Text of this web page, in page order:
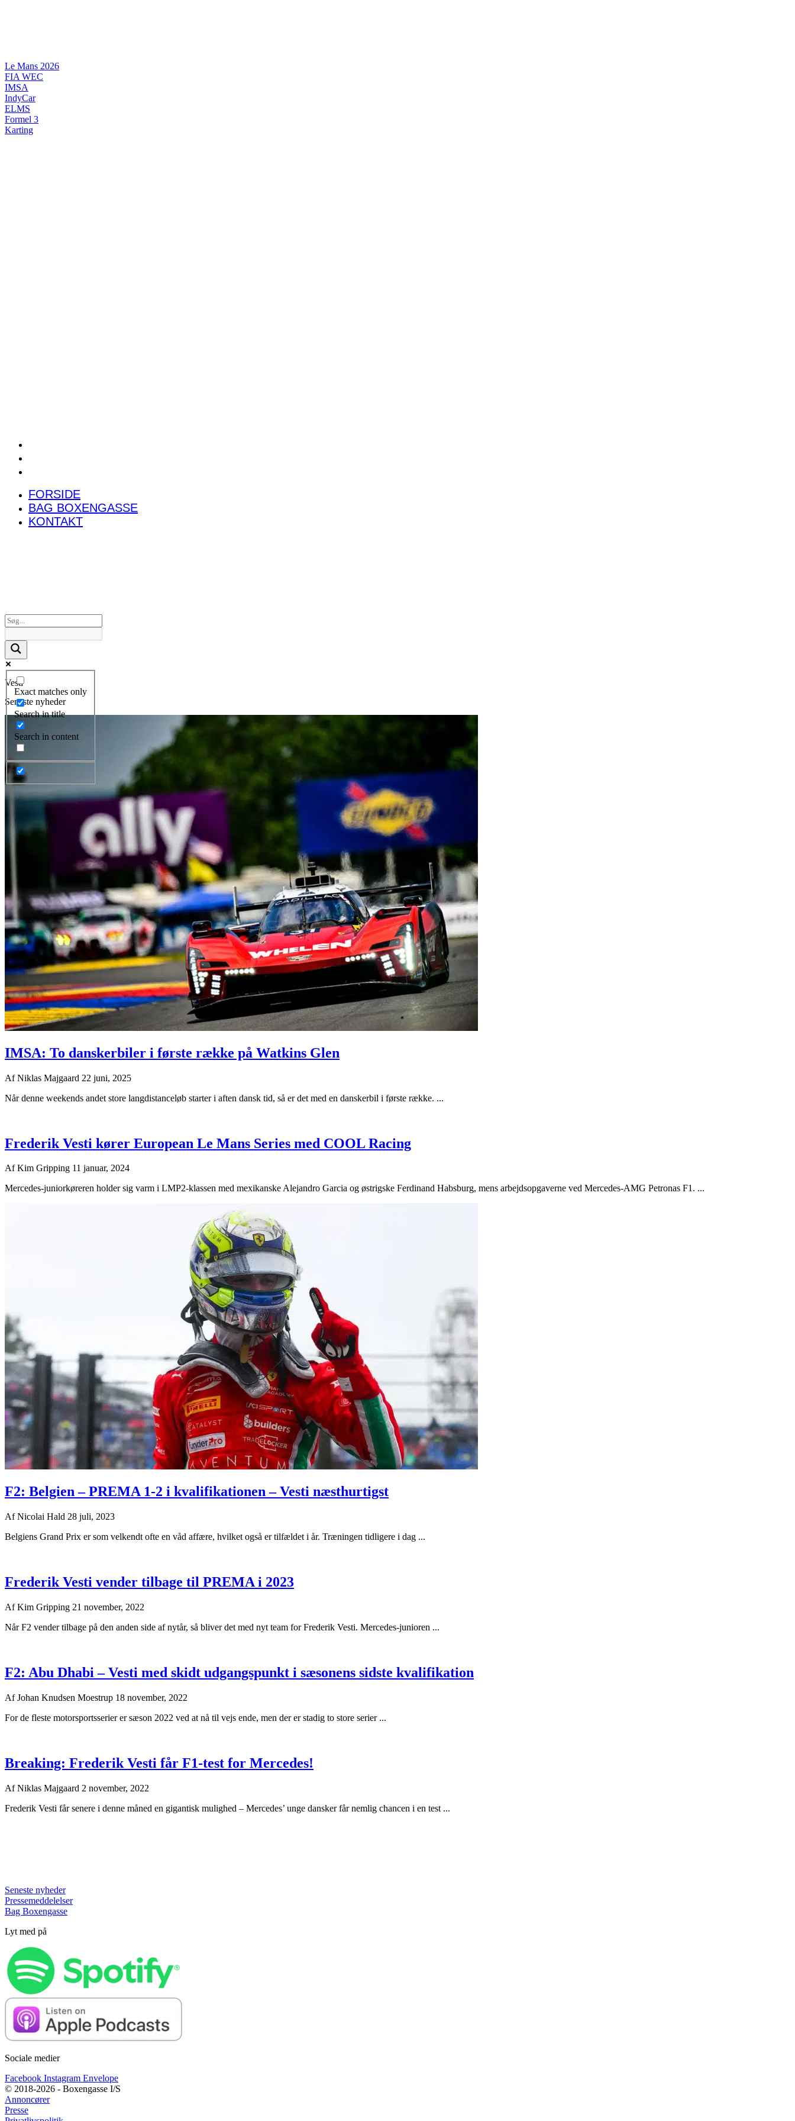
Le Mans 2026
FIA WEC
IMSA
IndyCar
ELMS
Formel 3
Karting
FORSIDE
BAG BOXENGASSE
KONTAKT
Exact matches only
Search in title
Search in content
Vesti
Seneste nyheder
IMSA: To danskerbiler i første række på Watkins Glen
AfNiklas Majgaard 22 juni, 2025
Når denne weekends andet store langdistanceløb starter i aften dansk tid, så er det med en danskerbil i første række. ...
Frederik Vesti kører European Le Mans Series med COOL Racing
AfKim Gripping 11 januar, 2024
Mercedes-juniorkøreren holder sig varm i LMP2-klassen med mexikanske Alejandro Garcia og østrigske Ferdinand Habsburg, mens arbejdsopgaverne ved Mercedes-AMG Petronas F1. ...
F2: Belgien – PREMA 1-2 i kvalifikationen – Vesti næsthurtigst
AfNicolai Hald 28 juli, 2023
Belgiens Grand Prix er som velkendt ofte en våd affære, hvilket også er tilfældet i år. Træningen tidligere i dag ...
Frederik Vesti vender tilbage til PREMA i 2023
AfKim Gripping 21 november, 2022
Når F2 vender tilbage på den anden side af nytår, så bliver det med nyt team for Frederik Vesti. Mercedes-junioren ...
F2: Abu Dhabi – Vesti med skidt udgangspunkt i sæsonens sidste kvalifikation
AfJohan Knudsen Moestrup 18 november, 2022
For de fleste motorsportsserier er sæson 2022 ved at nå til vejs ende, men der er stadig to store serier ...
Breaking: Frederik Vesti får F1-test for Mercedes!
AfNiklas Majgaard 2 november, 2022
Frederik Vesti får senere i denne måned en gigantisk mulighed – Mercedes’ unge dansker får nemlig chancen i en test ...
Seneste nyheder
Pressemeddelelser
Bag Boxengasse
Lyt med på
Sociale medier
Facebook Instagram Envelope
© 2018-2026 - Boxengasse I/S
Annoncører
Presse